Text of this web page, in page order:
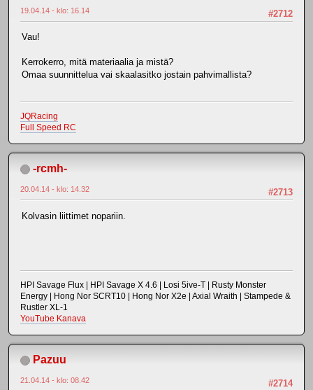
#2712
19.04.14 - klo: 16.14
Vau!
Kerrokerro, mitä materiaalia ja mistä?
Omaa suunnittelua vai skaalasitko jostain pahvimallista?
JQRacing
Full Speed RC
-rcmh-
#2713
20.04.14 - klo: 14.32
Kolvasin liittimet nopariin.
HPI Savage Flux | HPI Savage X 4.6 | Losi 5ive-T | Rusty Monster
Energy | Hong Nor SCRT10 | Hong Nor X2e | Axial Wraith | Stampede &
Rustler XL-1
YouTube Kanava
Pazuu
#2714
21.04.14 - klo: 08.42